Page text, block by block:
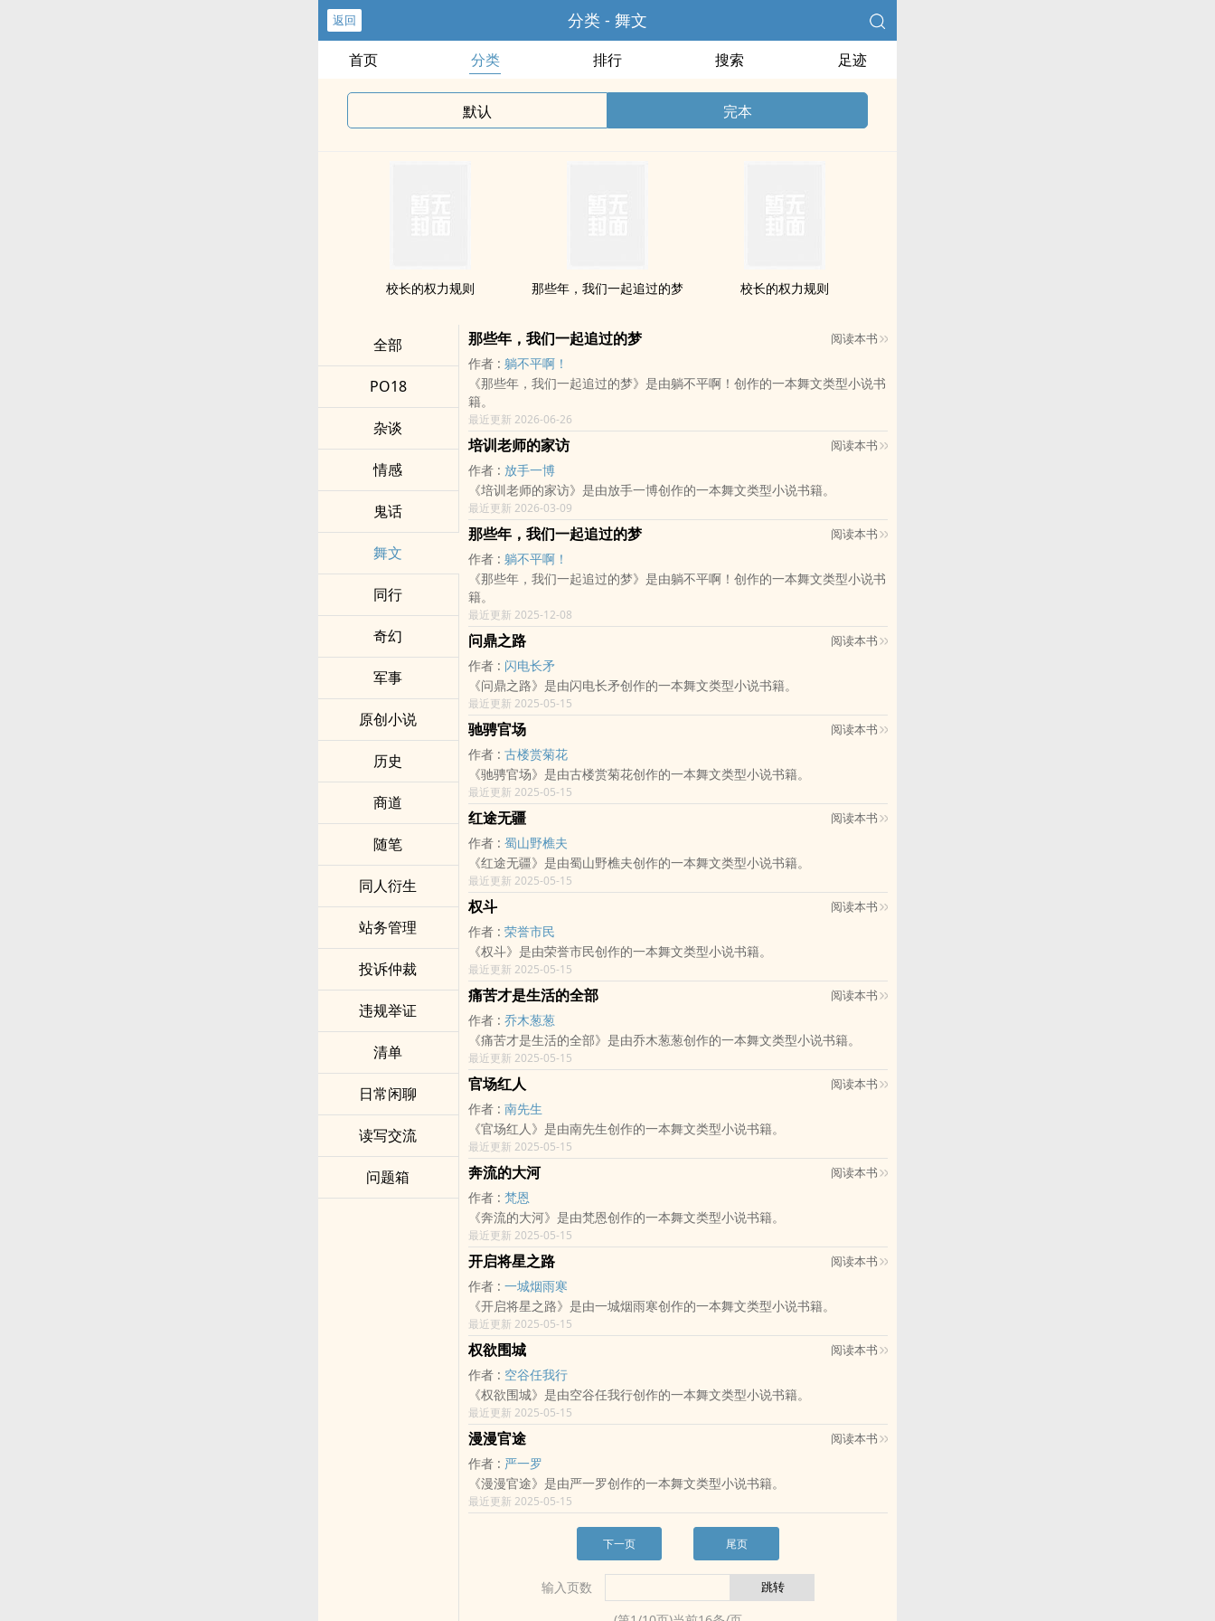
返回 分类 - 舞文
首页 分类 排行 搜索 足迹
默认 完本
校长的权力规则 那些年，我们一起追过的梦 校长的权力规则
全部
PO18
杂谈
情感
鬼话
舞文
同行
奇幻
军事
原创小说
历史
商道
随笔
同人衍生
站务管理
投诉仲裁
违规举证
清单
日常闲聊
读写交流
问题箱
那些年，我们一起追过的梦 阅读本书
作者 : 躺不平啊！
《那些年，我们一起追过的梦》是由躺不平啊！创作的一本舞文类型小说书
籍。
最近更新 2026-06-26
培训老师的家访 阅读本书
作者 : 放手一博
《培训老师的家访》是由放手一博创作的一本舞文类型小说书籍。
最近更新 2026-03-09
那些年，我们一起追过的梦 阅读本书
作者 : 躺不平啊！
《那些年，我们一起追过的梦》是由躺不平啊！创作的一本舞文类型小说书
籍。
最近更新 2025-12-08
问鼎之路 阅读本书
作者 : 闪电长矛
《问鼎之路》是由闪电长矛创作的一本舞文类型小说书籍。
最近更新 2025-05-15
驰骋官场 阅读本书
作者 : 古楼赏菊花
《驰骋官场》是由古楼赏菊花创作的一本舞文类型小说书籍。
最近更新 2025-05-15
红途无疆 阅读本书
作者 : 蜀山野樵夫
《红途无疆》是由蜀山野樵夫创作的一本舞文类型小说书籍。
最近更新 2025-05-15
权斗 阅读本书
作者 : 荣誉市民
《权斗》是由荣誉市民创作的一本舞文类型小说书籍。
最近更新 2025-05-15
痛苦才是生活的全部 阅读本书
作者 : 乔木葱葱
《痛苦才是生活的全部》是由乔木葱葱创作的一本舞文类型小说书籍。
最近更新 2025-05-15
官场红人 阅读本书
作者 : 南先生
《官场红人》是由南先生创作的一本舞文类型小说书籍。
最近更新 2025-05-15
奔流的大河 阅读本书
作者 : 梵恩
《奔流的大河》是由梵恩创作的一本舞文类型小说书籍。
最近更新 2025-05-15
开启将星之路 阅读本书
作者 : 一城烟雨寒
《开启将星之路》是由一城烟雨寒创作的一本舞文类型小说书籍。
最近更新 2025-05-15
权欲围城 阅读本书
作者 : 空谷任我行
《权欲围城》是由空谷任我行创作的一本舞文类型小说书籍。
最近更新 2025-05-15
漫漫官途 阅读本书
作者 : 严一罗
《漫漫官途》是由严一罗创作的一本舞文类型小说书籍。
最近更新 2025-05-15
下一页 尾页
输入页数